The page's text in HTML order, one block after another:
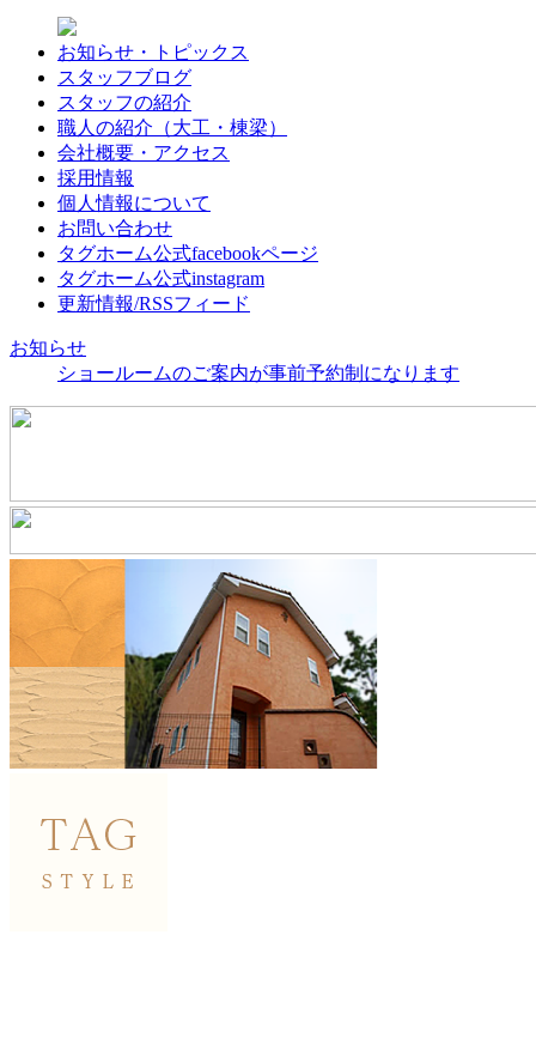
お知らせ・トピックス
スタッフブログ
スタッフの紹介
職人の紹介（大工・棟梁）
会社概要・アクセス
採用情報
個人情報について
お問い合わせ
タグホーム公式facebookページ
タグホーム公式instagram
更新情報/RSSフィード
お知らせ
ショールームのご案内が事前予約制になります